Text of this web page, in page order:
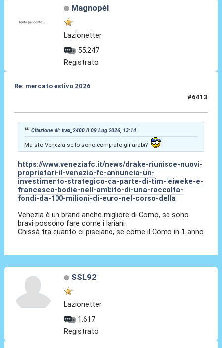
Magnopèl
Lazionetter
55.247
Registrato
Re: mercato estivo 2026
#6413
Citazione di: trax_2400 il 09 Lug 2026, 13:14
Ma sto Venezia se lo sono comprato gli arabi?
https://www.veneziafc.it/news/drake-riunisce-nuovi-
proprietari-il-venezia-fc-annuncia-un-
investimento-strategico-da-parte-di-tim-leiweke-e-
francesca-bodie-nell-ambito-di-una-raccolta-
fondi-da-100-milioni-di-euro-nel-corso-della
Venezia è un brand anche migliore di Como, se sono
bravi possono fare come i lariani
Chissà tra quanto ci pisciano, se come il Como in 1 anno
SSL92
Lazionetter
1.617
Registrato